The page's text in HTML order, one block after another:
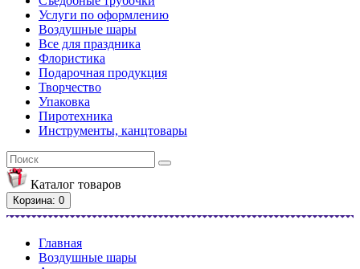
Услуги по оформлению
Воздушные шары
Все для праздника
Флористика
Подарочная продукция
Творчество
Упаковка
Пиротехника
Инструменты, канцтовары
Каталог товаров
Корзина: 0
Главная
Воздушные шары